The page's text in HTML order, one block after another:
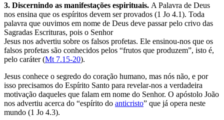
3. Discernindo as manifestações espirituais. A Palavra de Deus
nos ensina que os espíritos devem ser provados (1 Jo 4.1). Toda
palavra que ouvimos em nome de Deus deve passar pelo crivo das
Sagradas Escrituras, pois o Senhor
Jesus nos advertiu sobre os falsos profetas. Ele ensinou-nos que os
falsos profetas são conhecidos pelos “frutos que produzem”, isto é,
pelo caráter (Mt 7.15-20).
Jesus conhece o segredo do coração humano, mas nós não, e por
isso precisamos do Espírito Santo para revelar-nos a verdadeira
motivação daqueles que falam em nome do Senhor. O apóstolo João
nos advertiu acerca do “espírito do anticristo” que já opera neste
mundo (1 Jo 4.3).